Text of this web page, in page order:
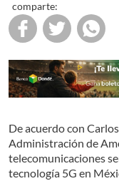
comparte:
De acuerdo con
Administración de
telecomunicaciones
tecnología 5G en